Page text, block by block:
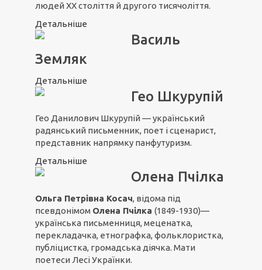
людей XX століття й другого тисячоліття.
Детальніше
Василь
Земляк
Детальніше
Гео Шкурупій
Гео Данилович Шкурупій — український
радянський письменник, поет і сценарист,
представник напрямку панфутуризм.
Детальніше
Олена Пчілка
Ольга Петрівна Косач, відома під
псевдонімом Олена Пчілка (1849-1930)—
українська письменниця, меценатка,
перекладачка, етнографка, фольклористка,
публіцистка, громадська діячка. Мати
поетеси Лесі Українки.